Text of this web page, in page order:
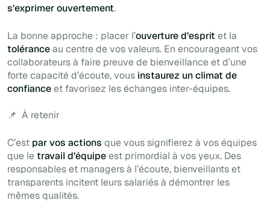
s’exprimer ouvertement.
La bonne approche : placer l’ouverture d’esprit et la
toléranceau centre de vos valeurs. En encourageant vos
collaborateurs à faire preuve de bienveillance et d’une
forte capacité d’écoute, vous instaurez un climat de
confianceet favorisez les échanges inter-équipes.
📌 À retenir
C’est par vos actions que vous signifierez à vos équipes
que letravail d’équipeest primordial à vos yeux. Des
responsables et managers à l’écoute, bienveillants et
transparents incitent leurs salariés à démontrer les
mêmes qualités.